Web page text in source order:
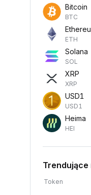
Bitcoin
BTC
ETH
Solana
SOL
XRP
XRP
USD1
USD1
Heima
HEI
Trendujące
Token